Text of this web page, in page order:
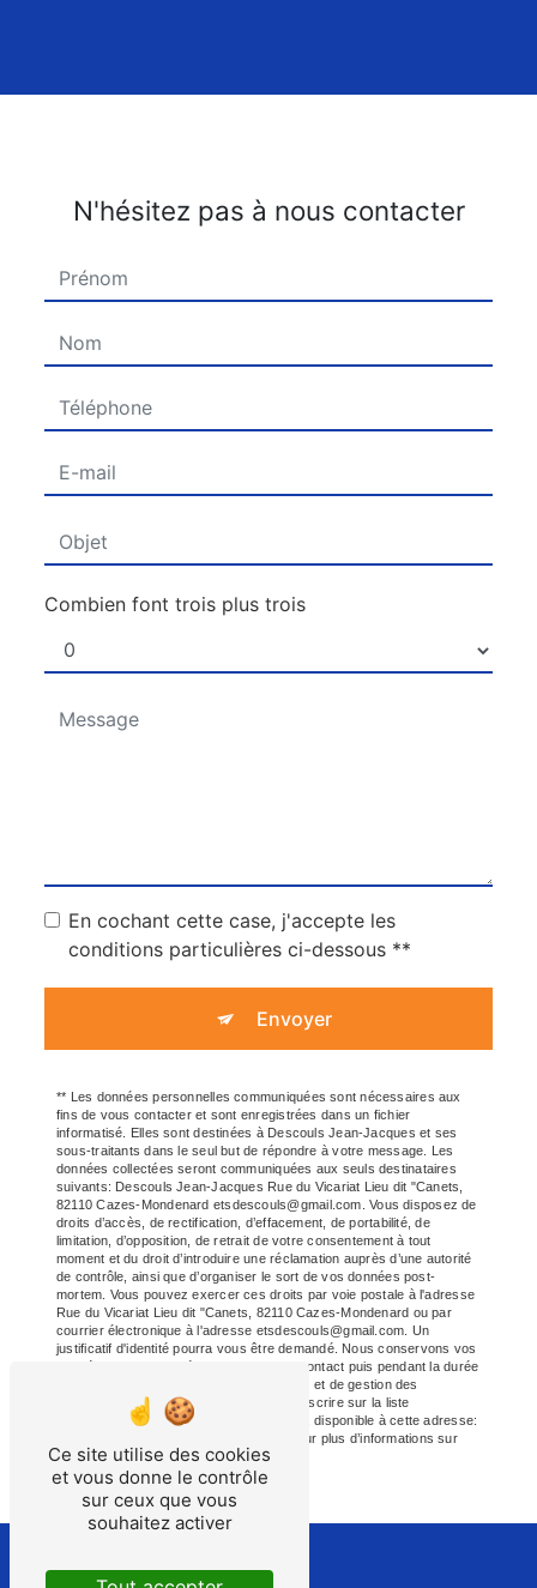
N'hésitez pas à nous contacter
Combien font trois plus trois
En cochant cette case, j'accepte les
conditions particulières ci-dessous **
Envoyer
** Les données personnelles communiquées sont nécessaires aux
fins de vous contacter et sont enregistrées dans un fichier
informatisé. Elles sont destinées à Descouls Jean-Jacques et ses
sous-traitants dans le seul but de répondre à votre message. Les
données collectées seront communiquées aux seuls destinataires
suivants: Descouls Jean-Jacques Rue du Vicariat Lieu dit "Canets,
82110 Cazes-Mondenard etsdescouls@gmail.com. Vous disposez de
droits d’accès, de rectification, d’effacement, de portabilité, de
limitation, d’opposition, de retrait de votre consentement à tout
moment et du droit d’introduire une réclamation auprès d’une autorité
de contrôle, ainsi que d’organiser le sort de vos données post-
mortem. Vous pouvez exercer ces droits par voie postale à l'adresse
Rue du Vicariat Lieu dit "Canets, 82110 Cazes-Mondenard ou par
courrier électronique à l'adresse etsdescouls@gmail.com. Un
justificatif d'identité pourra vous être demandé. Nous conservons vos
données pendant la période de prise de contact puis pendant la durée
de prescription légale aux fins probatoires et de gestion des
contentieux. Vous avez le droit de vous inscrire sur la liste
d'opposition au démarchage téléphonique, disponible à cette adresse:
. Consultez le site cnil.fr pour plus d’informations sur
vos droits.
Ce site utilise des cookies
et vous donne le contrôle
sur ceux que vous
souhaitez activer